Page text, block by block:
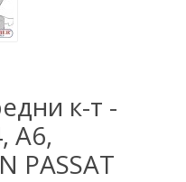
к-т -
A6,
PASSAT